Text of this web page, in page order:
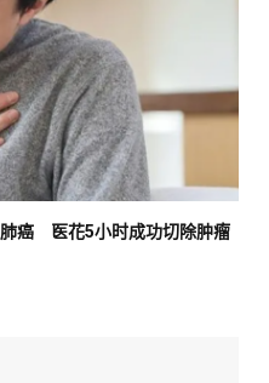
癌 医花5小时成功切除肿瘤